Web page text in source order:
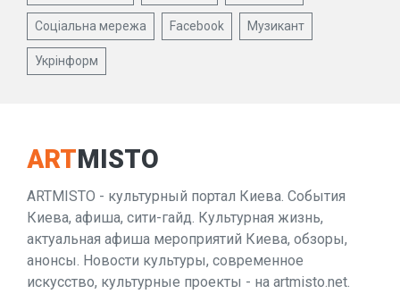
Соціальна мережа Facebook Музикант
Укрінформ
ARTMISTO
ARTMISTO - культурный портал Киева. События
Киева, афиша, сити-гайд. Культурная жизнь,
актуальная афиша мероприятий Киева, обзоры,
анонсы. Новости культуры, современное
искусство, культурные проекты - на artmisto.net.